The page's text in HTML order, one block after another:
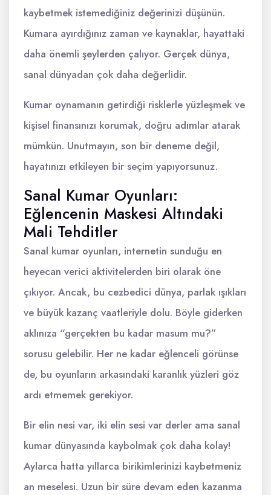
kaybetmek istemediğiniz değerinizi düşünün.
Kumara ayırdığınız zaman ve kaynaklar, hayattaki
daha önemli şeylerden çalıyor. Gerçek dünya,
sanal dünyadan çok daha değerlidir.
Kumar oynamanın getirdiği risklerle yüzleşmek ve
kişisel finansınızı korumak, doğru adımlar atarak
mümkün. Unutmayın, son bir deneme değil,
hayatınızı etkileyen bir seçim yapıyorsunuz.
Sanal Kumar Oyunları:
Eğlencenin Maskesi Altındaki
Mali Tehditler
Sanal kumar oyunları, internetin sunduğu en
heyecan verici aktivitelerden biri olarak öne
çıkıyor. Ancak, bu cezbedici dünya, parlak ışıkları
ve büyük kazanç vaatleriyle dolu. Böyle giderken
aklınıza “gerçekten bu kadar masum mu?”
sorusu gelebilir. Her ne kadar eğlenceli görünse
de, bu oyunların arkasındaki karanlık yüzleri göz
ardı etmemek gerekiyor.
Bir elin nesi var, iki elin sesi var derler ama sanal
kumar dünyasında kaybolmak çok daha kolay!
Aylarca hatta yıllarca birikimlerinizi kaybetmeniz
an meselesi. Uzun bir süre devam eden kazanma